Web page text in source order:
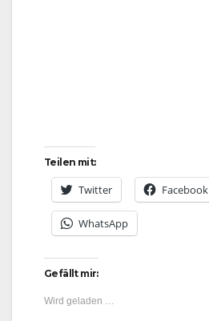
Teilen mit:
Twitter Facebook
WhatsApp
Gefällt mir:
Wird geladen …